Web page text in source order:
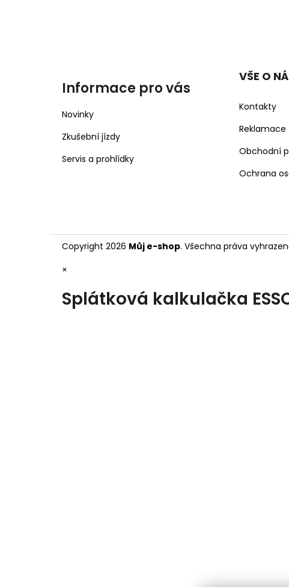
Informace pro vás
Novinky
Zkušební jízdy
Servis a prohlídky
VŠE O
Kontakty
Reklamace
Obchodní
Ochrana
Copyright 2026 Můj e-shop. Všechna práva
×
Splátková kalkulačka